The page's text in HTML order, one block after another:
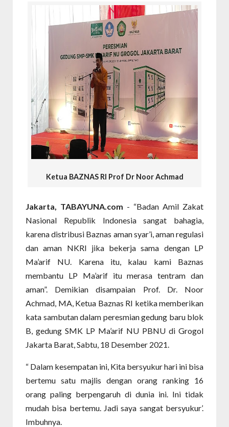
Ketua BAZNAS RI Prof Dr Noor Achmad
Jakarta, TABAYUNA.com - “Badan Amil Zakat
Nasional Republik Indonesia sangat bahagia,
karena distribusi Baznas aman syar’i, aman regulasi
dan aman NKRI jika bekerja sama dengan LP
Ma’arif NU. Karena itu, kalau kami Baznas
membantu LP Ma’arif itu merasa tentram dan
aman”. Demikian disampaian Prof. Dr. Noor
Achmad, MA, Ketua Baznas RI ketika memberikan
kata sambutan dalam peresmian gedung baru blok
B, gedung SMK LP Ma’arif NU PBNU di Grogol
Jakarta Barat, Sabtu, 18 Desember 2021.
“ Dalam kesempatan ini, Kita bersyukur hari ini bisa
bertemu satu majlis dengan orang ranking 16
orang paling berpengaruh di dunia ini. Ini tidak
mudah bisa bertemu. Jadi saya sangat bersyukur’.
Imbuhnya.